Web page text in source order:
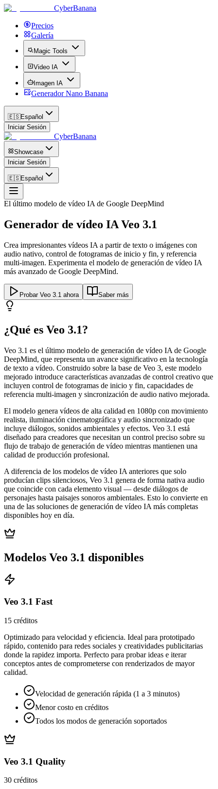
CyberBanana
Precios
Galería
Magic Tools
Video IA
Imagen IA
Generador Nano Banana
🇪🇸Español
Iniciar Sesión
CyberBanana
Showcase
Iniciar Sesión
🇪🇸Español
El último modelo de vídeo IA de Google DeepMind
Generador de vídeo IA Veo 3.1
Crea impresionantes vídeos IA a partir de texto o imágenes con
audio nativo, control de fotogramas de inicio y fin, y referencia
multi-imagen. Experimenta el modelo de generación de vídeo IA
más avanzado de Google DeepMind.
Probar Veo 3.1 ahora Saber más
¿Qué es Veo 3.1?
Veo 3.1 es el último modelo de generación de vídeo IA de Google
DeepMind, que representa un avance significativo en la tecnología
de texto a vídeo. Construido sobre la base de Veo 3, este modelo
mejorado introduce características avanzadas de control creativo que
incluyen control de fotogramas de inicio y fin, capacidades de
referencia multi-imagen y sincronización de audio nativo mejorada.
El modelo genera vídeos de alta calidad en 1080p con movimiento
realista, iluminación cinematográfica y audio sincronizado que
incluye diálogos, sonidos ambientales y efectos. Veo 3.1 está
diseñado para creadores que necesitan un control preciso sobre su
flujo de trabajo de generación de vídeo mientras mantienen una
calidad de producción profesional.
A diferencia de los modelos de vídeo IA anteriores que solo
producían clips silenciosos, Veo 3.1 genera de forma nativa audio
que coincide con cada elemento visual — desde diálogos de
personajes hasta paisajes sonoros ambientales. Esto lo convierte en
una de las soluciones de generación de vídeo IA más completas
disponibles hoy en día.
Modelos Veo 3.1 disponibles
Veo 3.1 Fast
15 créditos
Optimizado para velocidad y eficiencia. Ideal para prototipado
rápido, contenido para redes sociales y creatividades publicitarias
donde la rapidez importa. Perfecto para probar ideas e iterar
conceptos antes de comprometerse con renderizados de mayor
calidad.
Velocidad de generación rápida (1 a 3 minutos)
Menor costo en créditos
Todos los modos de generación soportados
Veo 3.1 Quality
30 créditos